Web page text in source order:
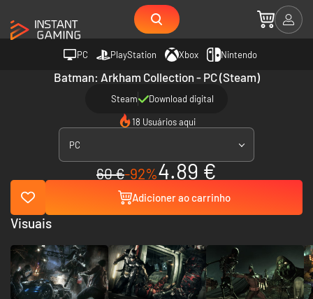
PC PlayStation Xbox Nintendo
Batman: Arkham Collection - PC (Steam)
Steam Download digital
18 Usuários aqui
PC
60 €-92%4.89 €
Adicioner ao carrinho
Visuais